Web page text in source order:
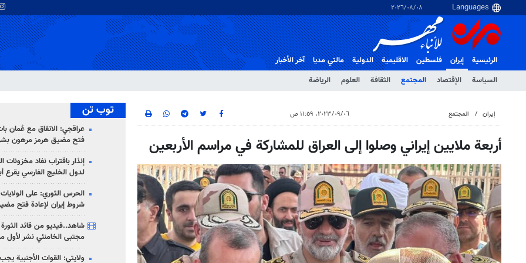
٠٨‏/٠٨‏/٢٠٢٦
الرئيسية
إيران
السياسة
الإقتصاد المجتمع الثقافة العلوم الرياضة
فلسطین الاقلیمیة الدولية مالتي مدیا آخر الأخبار
إيران المجتمع ٠٦‏/٠٩‏/٢٠٢٣، ١١:٥٩ ص
أربعة ملايين إيراني وصلوا إلى العراق للمشاركة في مراسم الأربعين
توب تن
عراقجي: الاتفاق مع عُمان
فتح مضيق هرمز مرهون
إنذار باقتراب نفاد مخزونات
لدول الخليج الفارسي يقرع
الحرس الثوري: على
شروط إيران لإعادة فتح
شاهد..فيديو من قائد الثورة
مجتبى الخامنئي نشر لأول
ولايتي: القوات الأجنبية